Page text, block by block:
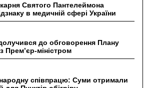
Святого Пантелеймона
в медичній сфері України
до обговорення Плану
Прем’єр-міністром
співпрацю: Суми отримали